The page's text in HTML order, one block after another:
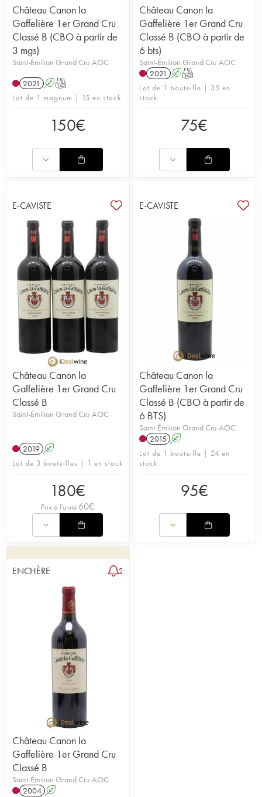
Château Canon la
Gaffelière 1er Grand Cru
Classé B (CBO à partir de
3 mgs)
Saint-Émilion Grand Cru AOC
2021 AT
Lot de 1 magnum | 15 en stock
150€
Château Canon la
Gaffelière 1er Grand Cru
Classé B (CBO à partir de
6 bts)
Saint-Émilion Grand Cru AOC
2021 AT
Lot de 1 bouteille | 35 en
stock
75€
E-CAVISTE
Château Canon la
Gaffelière 1er Grand Cru
Classé B
Saint-Émilion Grand Cru AOC
2019 A
Lot de 3 bouteilles | 1 en stock
180€
Prix à l'unité 60€
E-CAVISTE
Château Canon la
Gaffelière 1er Grand Cru
Classé B (CBO à partir de
6 BTS)
Saint-Émilion Grand Cru AOC
2015 A
Lot de 1 bouteille | 24 en
stock
95€
ENCHÈRE 2
Château Canon la
Gaffelière 1er Grand Cru
Classé B
Saint-Émilion Grand Cru AOC
2004 A